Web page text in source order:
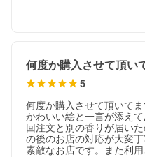
何度か購入させて頂
5
何度か購入させて頂いて
かわいい絵と一言が添え
回注文と別の香りが届い
の後のお店の対応が大変
素敵なお店です。また利用